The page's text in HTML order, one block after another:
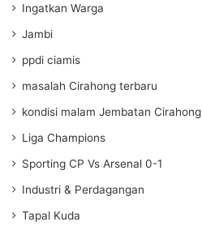
Ingatkan Warga
Jambi
ppdi ciamis
masalah Cirahong terbaru
kondisi malam Jembatan Cirahong
Liga Champions
Sporting CP Vs Arsenal 0-1
Industri & Perdagangan
Tapal Kuda